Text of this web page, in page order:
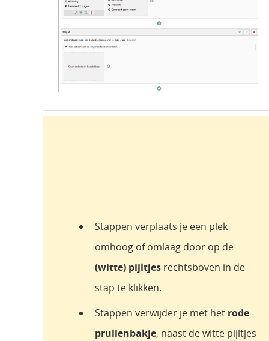
Stappen verplaats je een plek
omhoog of omlaag door op de
(witte) pijltjes rechtsboven in de
stap te klikken.
Stappen verwijder je met het rode
prullenbakje, naast de witte pijltjes